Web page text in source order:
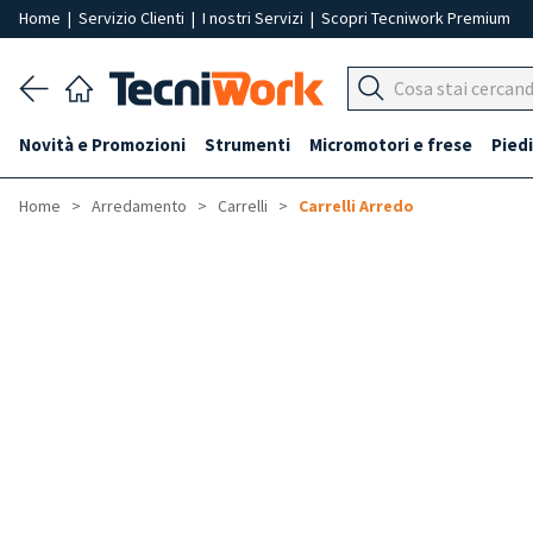
Home | Servizio Clienti | I nostri Servizi | Scopri Tecniwork Premium
Novità e Promozioni Strumenti Micromotori e frese Piedi
Home Arredamento Carrelli Carrelli Arredo